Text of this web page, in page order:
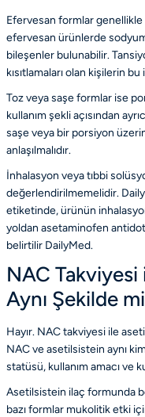
Efervesan formlar
efervesan ürünlerde sodyum,
bileşenler bulunabilir.
kısıtlamaları olan kişilerin
Toz veya saşe formlar ise
kullanım şekli açısından
saşe veya bir porsiyon
anlaşılmalıdır.
İnhalasyon veya tıbbi
değerlendirilmemelidir.
etiketinde, ürünün
yoldan asetaminofen
belirtilir DailyMed.
NAC Takviyesi
Aynı Şekilde
Hayır. NAC takviyesi ile
NAC ve asetilsistein aynı
statüsü, kullanım amacı ve
Asetilsistein ilaç formunda
bazı formlar mukolitik etki